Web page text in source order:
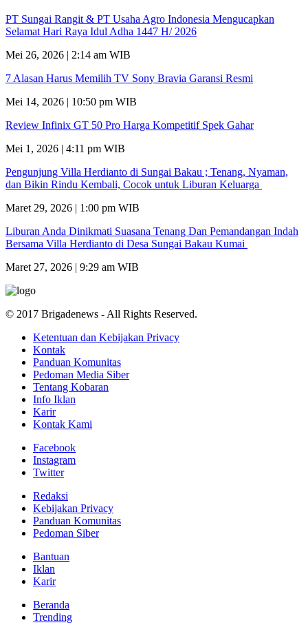
PT Sungai Rangit & PT Usaha Agro Indonesia Mengucapkan
Selamat Hari Raya Idul Adha 1447 H/ 2026
Mei 26, 2026 | 2:14 am WIB
7 Alasan Harus Memilih TV Sony Bravia Garansi Resmi
Mei 14, 2026 | 10:50 pm WIB
Review Infinix GT 50 Pro Harga Kompetitif Spek Gahar
Mei 1, 2026 | 4:11 pm WIB
Pengunjung Villa Herdianto di Sungai Bakau ; Tenang, Nyaman,
dan Bikin Rindu Kembali, Cocok untuk Liburan Keluarga
Maret 29, 2026 | 1:00 pm WIB
Liburan Anda Dinikmati Suasana Tenang Dan Pemandangan Indah
Bersama Villa Herdianto di Desa Sungai Bakau Kumai
Maret 27, 2026 | 9:29 am WIB
© 2017 Brigadenews - All Rights Reserved.
Ketentuan dan Kebijakan Privacy
Kontak
Panduan Komunitas
Pedoman Media Siber
Tentang Kobaran
Info Iklan
Karir
Kontak Kami
Facebook
Instagram
Twitter
Redaksi
Kebijakan Privacy
Panduan Komunitas
Pedoman Siber
Bantuan
Iklan
Karir
Beranda
Trending